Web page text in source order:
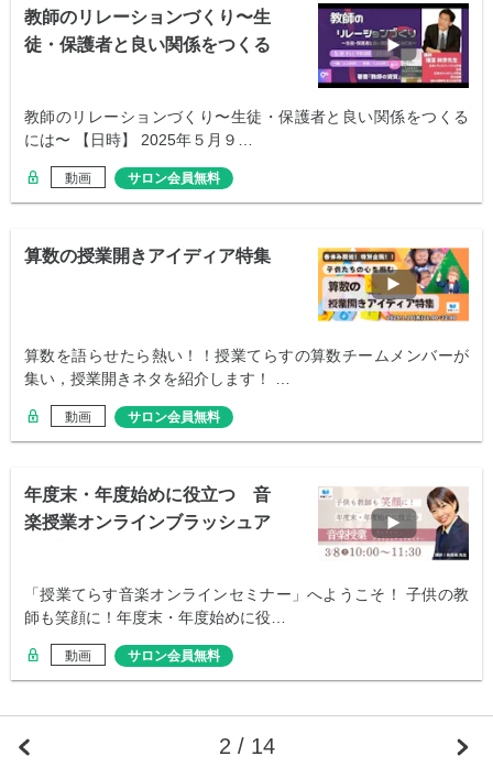
教師のリレーションづくり〜生
徒・保護者と良い関係をつくる
教師のリレーションづくり〜生徒・保護者と良い関係をつくる
には〜 【日時】 2025年５月９…
動画 サロン会員無料
算数の授業開きアイディア特集
算数を語らせたら熱い！！授業てらすの算数チームメンバーが
集い，授業開きネタを紹介します！ …
動画 サロン会員無料
年度末・年度始めに役立つ 音
楽授業オンラインブラッシュア
「授業てらす音楽オンラインセミナー」へようこそ！ 子供の教
師も笑顔に！年度末・年度始めに役…
動画 サロン会員無料
2 / 14